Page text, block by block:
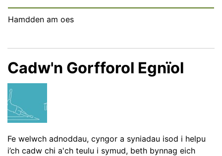
Hamdden am oes
Cadw'n Gorfforol Egnïol
Fe welwch adnoddau, cyngor a syniadau isod i helpu
i’ch cadw chi a'ch teulu i symud, beth bynnag eich